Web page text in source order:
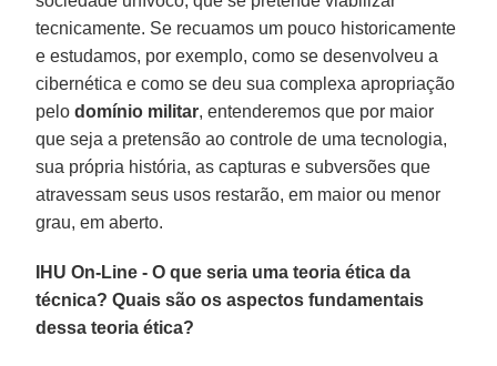
tecnicamente. Se recuamos um pouco historicamente
e estudamos, por exemplo, como se desenvolveu a
cibernética e como se deu sua complexa apropriação
pelo domínio militar, entenderemos que por maior
que seja a pretensão ao controle de uma tecnologia,
sua própria história, as capturas e subversões que
atravessam seus usos restarão, em maior ou menor
grau, em aberto.
IHU On-Line - O que seria uma teoria ética da
técnica? Quais são os aspectos fundamentais
dessa teoria ética?